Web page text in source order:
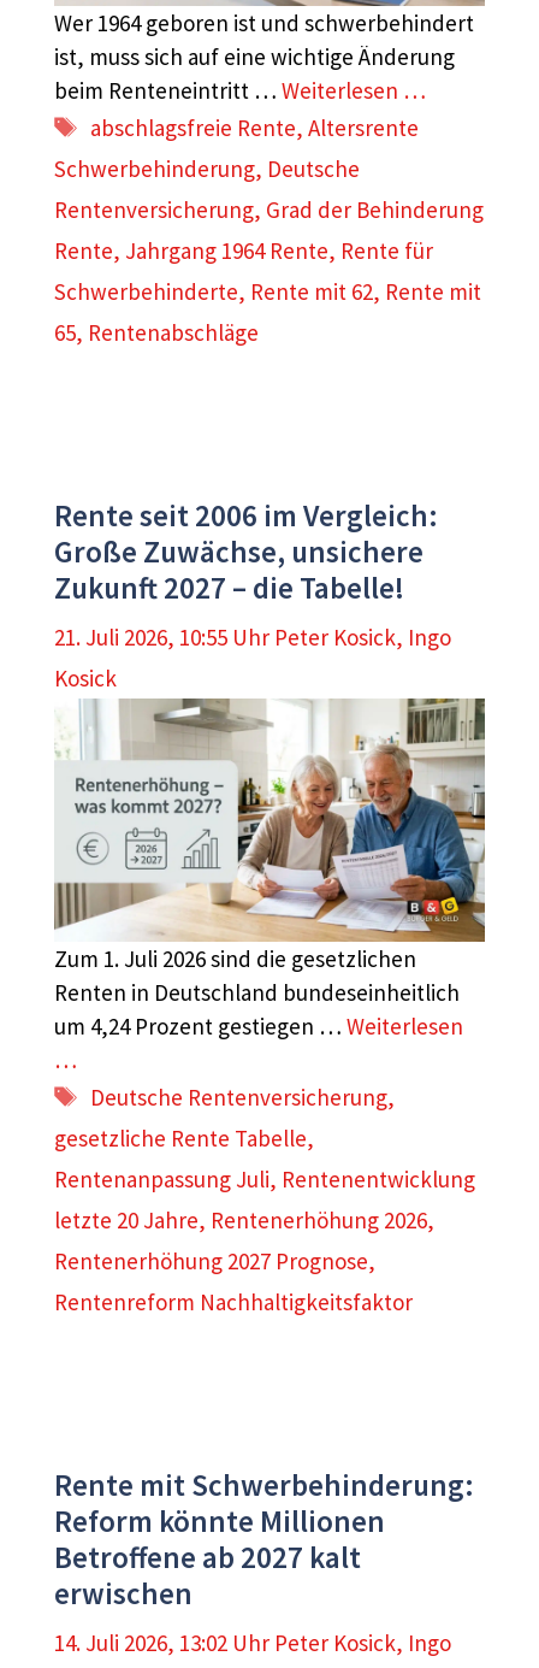
Wer 1964 geboren ist und schwerbehindert
ist, muss sich auf eine wichtige Änderung
beim Renteneintritt … Weiterlesen …
Schlagwörter
abschlagsfreie Rente,Altersrente
Schwerbehinderung, Deutsche
Rentenversicherung, Grad der Behinderung
Rente, Jahrgang 1964 Rente, Rente für
Schwerbehinderte, Rente mit 62, Rente mit
65, Rentenabschläge
Rente seit 2006 im Vergleich:
Große Zuwächse, unsichere
Zukunft 2027 – die Tabelle!
21. Juli 2026, 10:55 Uhr Peter Kosick, Ingo
Kosick
Zum 1. Juli 2026 sind die gesetzlichen
Renten in Deutschland bundeseinheitlich
um 4,24 Prozent gestiegen … Weiterlesen
…
Schlagwörter
Deutsche Rentenversicherung,
gesetzliche Rente Tabelle,
Rentenanpassung Juli, Rentenentwicklung
letzte 20 Jahre, Rentenerhöhung 2026,
Rentenerhöhung 2027 Prognose,
Rentenreform Nachhaltigkeitsfaktor
Rente mit Schwerbehinderung:
Reform könnte Millionen
Betroffene ab 2027 kalt
erwischen
14. Juli 2026, 13:02 Uhr Peter Kosick, Ingo